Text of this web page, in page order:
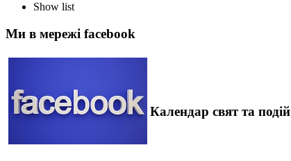
Show list
Ми в мережі facebook
Календар свят та подій